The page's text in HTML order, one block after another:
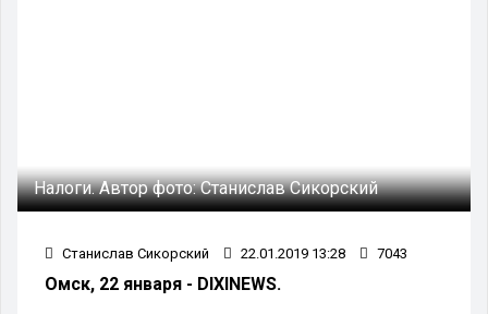
Налоги.Автор фото:Станислав Сикорский
Станислав Сикорский 22.01.2019 13:28 7043
Омск, 22 января - DIXINEWS.